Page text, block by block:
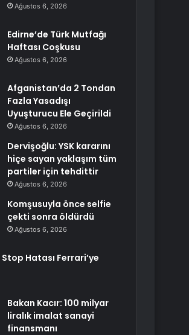
Ağustos 6, 2026
Edirne’de Türk Mutfağı
Haftası Coşkusu
Ağustos 6, 2026
Afganistan’da 2 Tondan
Fazla Yasadışı
Uyuşturucu Ele Geçirildi
Ağustos 6, 2026
Dervişoğlu: YSK kararını
hiçe sayan yaklaşım tüm
partiler için tehdittir
Ağustos 6, 2026
Komşusuyla önce selfie
çekti sonra öldürdü
Ağustos 6, 2026
Hatası Ferrari’ye
Bakan Kacır: 100 milyar
liralık imalat sanayi
finansmanı